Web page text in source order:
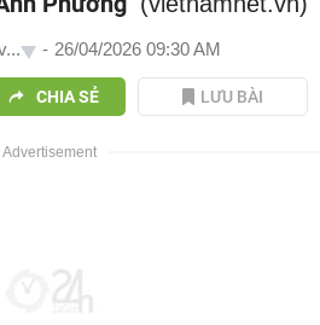
- 26/04/2026 09:30 AM
CHIA SẺ LƯU BÀI